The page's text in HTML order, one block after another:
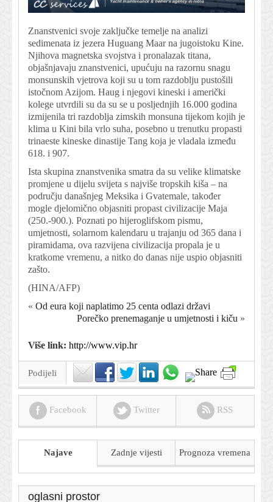
Znanstvenici svoje zaključke temelje na analizi
sedimenata iz jezera Huguang Maar na jugoistoku Kine.
Njihova magnetska svojstva i pronalazak titana,
objašnjavaju znanstvenici, upućuju na razornu snagu
monsunskih vjetrova koji su u tom razdoblju pustošili
istočnom Azijom. Haug i njegovi kineski i američki
kolege utvrdili su da su se u posljednjih 16.000 godina
izmijenila tri razdoblja zimskih monsuna tijekom kojih je
klima u Kini bila vrlo suha, posebno u trenutku propasti
trinaeste kineske dinastije Tang koja je vladala između
618. i 907.
Ista skupina znanstvenika smatra da su velike klimatske
promjene u dijelu svijeta s najviše tropskih kiša – na
području današnjeg Meksika i Gvatemale, također
mogle djelomično objasniti propast civilizacije Maja
(250.-900.). Poznati po hijeroglifskom pismu,
umjetnosti, solarnom kalendaru u trajanju od 365 dana i
piramidama, ova razvijena civilizacija propala je u
kratkome vremenu, a nitko do danas nije uspio objasniti
zašto.
(HINA/AFP)
« Od eura koji naplatimo 25 centa odlazi državi
Porečko prenemaganje u umjetnosti i kiču »
Više link: http://www.vip.hr
Podijeli
Facebook Twitter RSS
Najave Zadnje vijesti Prognoza vremena
oglasni prostor